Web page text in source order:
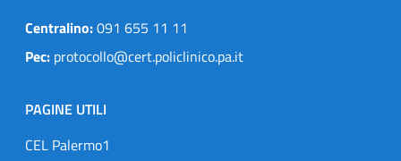
Centralino:091 655 11 11
Pec: protocollo@cert.policlinico.pa.it
PAGINE UTILI
CEL Palermo1